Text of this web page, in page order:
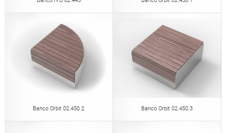
Banco Orbit 02.450.2 Banco Orbit 02.450.3